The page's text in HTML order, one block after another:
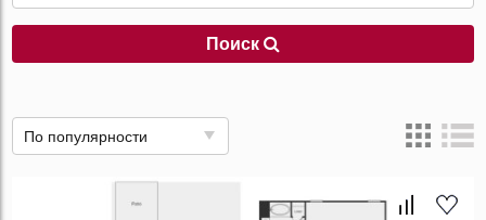
Поиск
По популярности